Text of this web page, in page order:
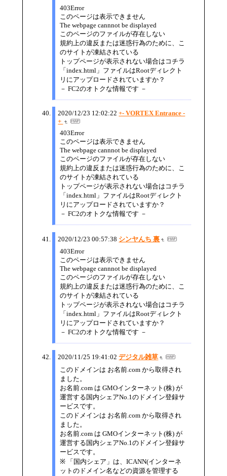
403Error
このページは表示できません
The webpage cannnot be displayed
このページのファイルが存在しない
規約上の違反または迷惑行為のために、こ
のサイトが凍結されている
トップページが表示されない場合はコチラ
「index.html」ファイルはRootディレクト
リにアップロードされていますか？
－ FC2のオトクな情報です －
2020/12/23 12:02:22 +- VORTEX Entrance -
+
403Error
このページは表示できません
The webpage cannnot be displayed
このページのファイルが存在しない
規約上の違反または迷惑行為のために、こ
のサイトが凍結されている
トップページが表示されない場合はコチラ
「index.html」ファイルはRootディレクト
リにアップロードされていますか？
－ FC2のオトクな情報です －
2020/12/23 00:57:38 シンヤんち 裏
403Error
このページは表示できません
The webpage cannnot be displayed
このページのファイルが存在しない
規約上の違反または迷惑行為のために、こ
のサイトが凍結されている
トップページが表示されない場合はコチラ
「index.html」ファイルはRootディレクト
リにアップロードされていますか？
－ FC2のオトクな情報です －
2020/11/25 19:41:02 デジタル雑草
このドメインは お名前.com から取得され
ました。
お名前.com は GMOインターネット(株) が
運営する国内シェアNo.1のドメイン登録サ
ービスです。
このドメインは お名前.com から取得され
ました。
お名前.com は GMOインターネット(株) が
運営する国内シェアNo.1のドメイン登録サ
ービスです。
※ 「国内シェア」は、ICANN(インターネ
ットのドメイン名などの資源を管理する